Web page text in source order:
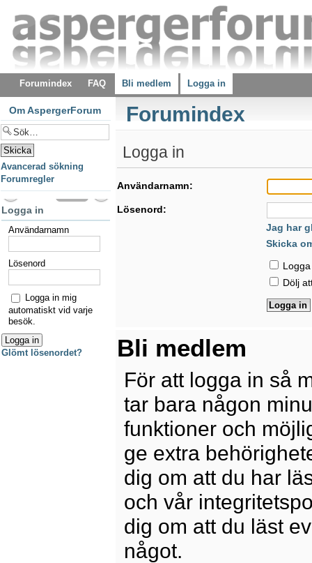
Forumindex FAQ Bli medlem Logga in
Forumindex
Logga in
Användarnamn:
Lösenord:
Jag har
Skicka
Dölj
Bli medlem
För att logga in så
tar bara någon
funktioner och
ge extra
dig om att du har
och vår
dig om att du läst
något.
Om AspergerForum
Avancerad sökning
Forumregler
Logga in
Användarnamn
Lösenord
Logga in mig
automatiskt vid varje
besök.
Glömt lösenordet?